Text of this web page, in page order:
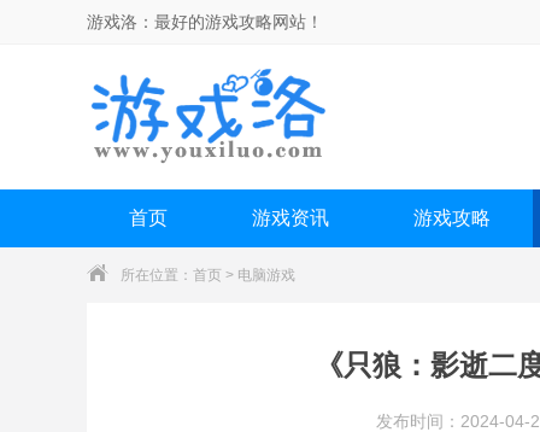
游戏洛： 最好的游戏攻略网站！
首页 游戏资讯 游戏攻略
所在位置： 首页 > 电脑游戏
《只狼：影逝二
发布时间：2024-04-